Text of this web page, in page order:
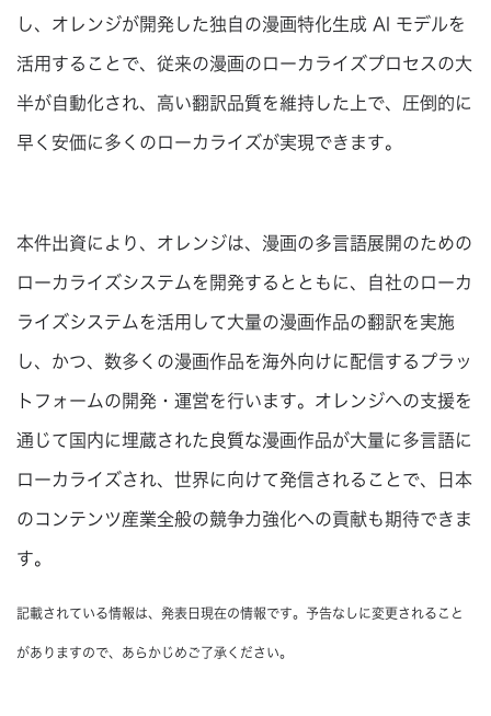
し、オレンジが開発した独自の漫画特化生成 AI モデルを
活用することで、従来の漫画のローカライズプロセスの大
半が自動化され、高い翻訳品質を維持した上で、圧倒的に
早く安価に多くのローカライズが実現できます。
本件出資により、オレンジは、漫画の多言語展開のための
ローカライズシステムを開発するとともに、自社のローカ
ライズシステムを活用して大量の漫画作品の翻訳を実施
し、かつ、数多くの漫画作品を海外向けに配信するプラッ
トフォームの開発・運営を行います。オレンジへの支援を
通じて国内に埋蔵された良質な漫画作品が大量に多言語に
ローカライズされ、世界に向けて発信されることで、日本
のコンテンツ産業全般の競争力強化への貢献も期待できま
す。
記載されている情報は、発表日現在の情報です。予告なしに変更されること
がありますので、あらかじめご了承ください。